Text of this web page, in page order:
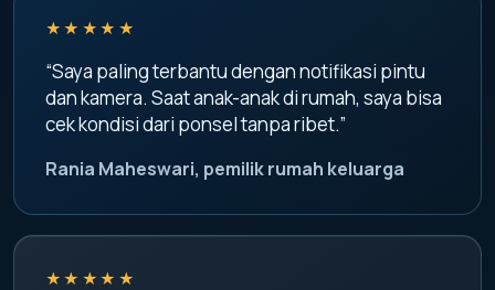
★★★★★
“Saya paling terbantu dengan notifikasi pintu
dan kamera. Saat anak-anak di rumah, saya bisa
cek kondisi dari ponsel tanpa ribet.”
Rania Maheswari, pemilik rumah keluarga
★★★★★